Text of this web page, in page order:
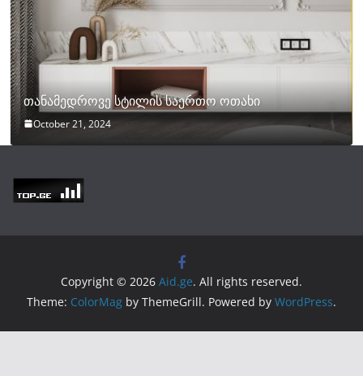
თანამედროვე სტილის საერთო ოთახი
October 21, 2024
Copyright © 2026 Aid.ge. All rights reserved.
Theme: ColorMag by ThemeGrill. Powered by WordPress.